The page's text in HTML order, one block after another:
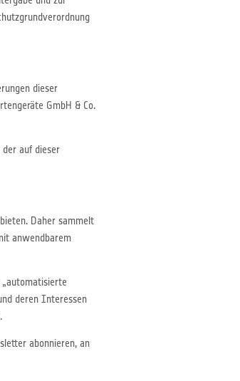
dieser
GmbH & Co.
auf dieser
Daher sammelt
anwendbarem
deren Interessen
abonnieren, an